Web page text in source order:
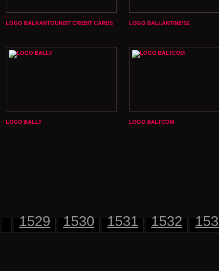
LOGO BALKANTOURIST CREDIT CARDS LOGO BALLANTINE'S2
LOGO BALLY LOGO BALTCOM
1529 1530 1531 1532